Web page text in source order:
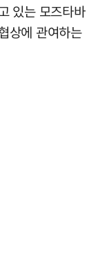
있는 모즈타바
상에 관여하는